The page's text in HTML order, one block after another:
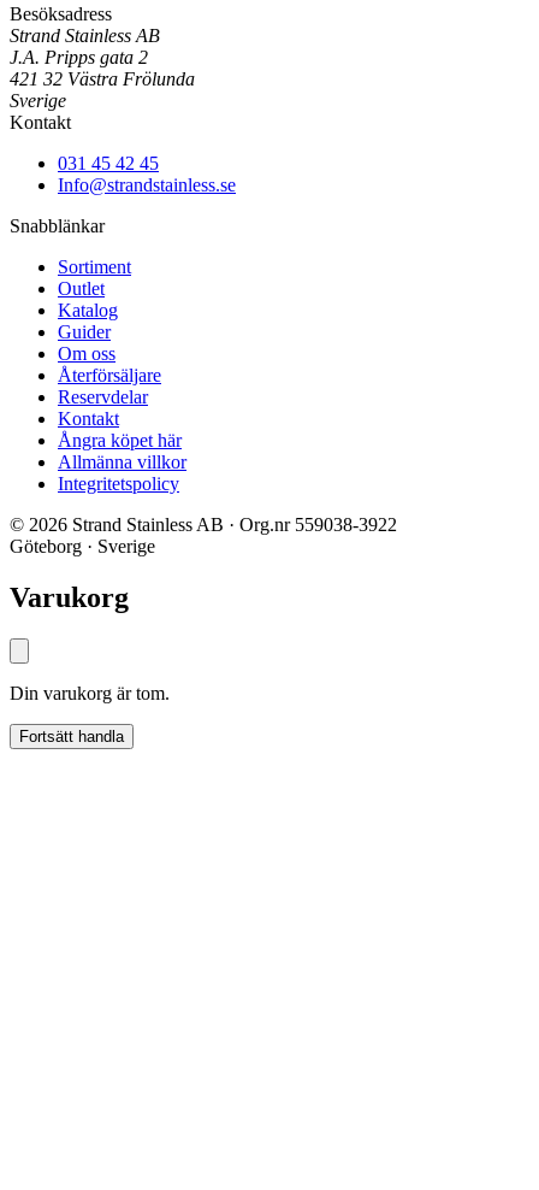
Besöksadress
Strand Stainless AB
J.A. Pripps gata 2
421 32 Västra Frölunda
Sverige
Kontakt
031 45 42 45
Info@strandstainless.se
Snabblänkar
Sortiment
Outlet
Katalog
Guider
Om oss
Återförsäljare
Reservdelar
Kontakt
Ångra köpet här
Allmänna villkor
Integritetspolicy
© 2026 Strand Stainless AB · Org.nr 559038-3922
Göteborg · Sverige
Varukorg
Din varukorg är tom.
Fortsätt handla